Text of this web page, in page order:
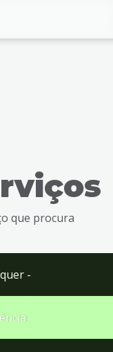
que procura
-